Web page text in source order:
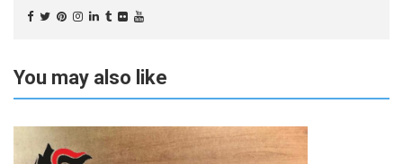
You may also like